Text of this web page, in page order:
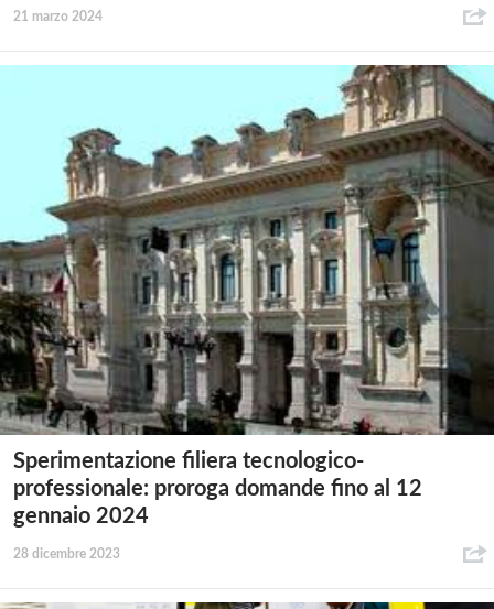
21 marzo 2024
Sperimentazione filiera tecnologico-
professionale: proroga domande fino al 12
gennaio 2024
28 dicembre 2023